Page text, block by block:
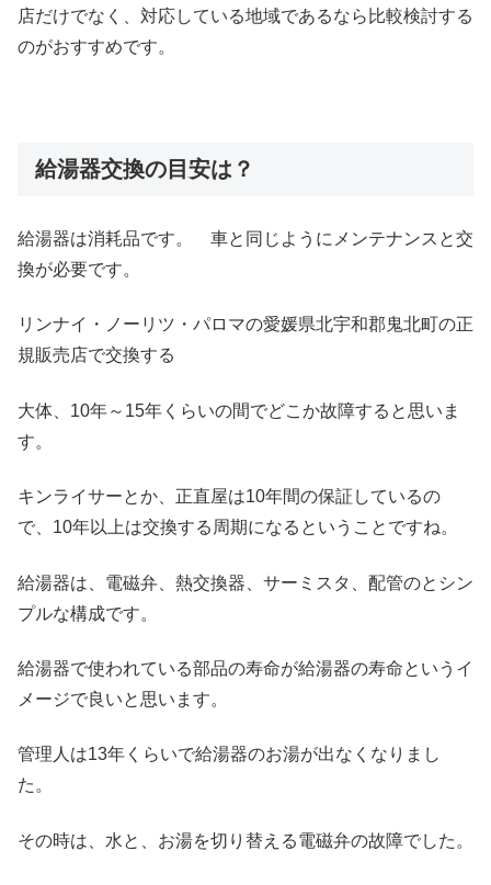
店だけでなく、対応している地域であるなら比較検討する
のがおすすめです。
給湯器交換の目安は？
給湯器は消耗品です。 車と同じようにメンテナンスと交
換が必要です。
リンナイ・ノーリツ・パロマの愛媛県北宇和郡鬼北町の正
規販売店で交換する
大体、10年～15年くらいの間でどこか故障すると思いま
す。
キンライサーとか、正直屋は10年間の保証しているの
で、10年以上は交換する周期になるということですね。
給湯器は、電磁弁、熱交換器、サーミスタ、配管のとシン
プルな構成です。
給湯器で使われている部品の寿命が給湯器の寿命というイ
メージで良いと思います。
管理人は13年くらいで給湯器のお湯が出なくなりまし
た。
その時は、水と、お湯を切り替える電磁弁の故障でした。